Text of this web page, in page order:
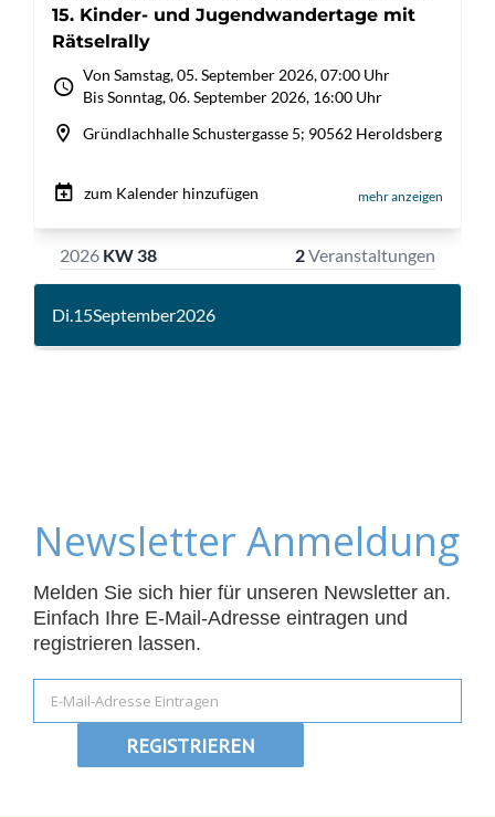
Newsletter Anmeldung
Melden Sie sich hier für unseren Newsletter an.
Einfach Ihre E-Mail-Adresse eintragen und
registrieren lassen.